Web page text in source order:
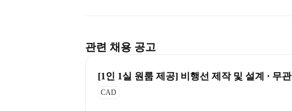
관련 채용 공고
[1인 1실 원룸 제공] 비행선 제작 및 설계 · 무관
CAD